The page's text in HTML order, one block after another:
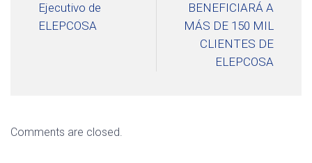
Ejecutivo de
ELEPCOSA
BENEFICIARÁ A
MÁS DE 150 MIL
CLIENTES DE
ELEPCOSA
Comments are closed.